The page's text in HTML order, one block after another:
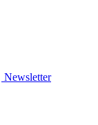
Newsletter